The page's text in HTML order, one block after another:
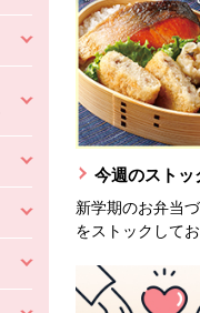
今週のストッ
新学期のお弁当
をストックして